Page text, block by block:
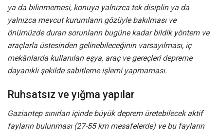
ya da bilinmemesi, konuya yalnızca tek disiplin ya da
yalnızca mevcut kurumların gözüyle bakılması ve
önümüzde duran sorunların bugüne kadar bildik yöntem ve
araçlarla üstesinden gelinebileceğinin varsayılması, iç
mekânlarda kullanılan eşya, araç ve gereçleri depreme
dayanıklı şekilde sabitleme işlemi yapmaması.
Ruhsatsız ve yığma yapılar
Gaziantep sınırları içinde büyük deprem üretebilecek aktif
fayların bulunması (27-55 km mesafelerde) ve bu fayların